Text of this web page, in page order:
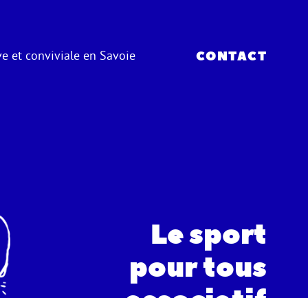
et conviviale en Savoie CONTACT
Le sport
pour tous